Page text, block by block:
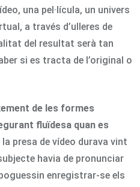
una pel·lícula, un univers
a través d’ulleres de
del resultat serà tan
si es tracta de l’original o
de les formes
fluïdesa quan es
la presa de vídeo durava vint
havia de pronunciar
enregistrar-se els